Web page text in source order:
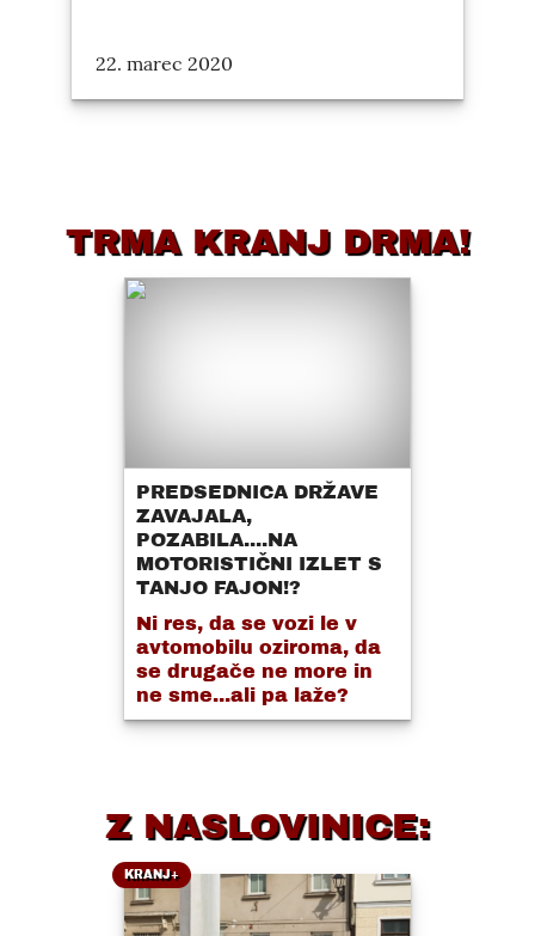
22. marec 2020
TRMA KRANJ DRMA!
PREDSEDNICA DRŽAVE
ZAVAJALA,
POZABILA....NA
MOTORISTIČNI IZLET S
TANJO FAJON!?
Ni res, da se vozi le v
avtomobilu oziroma, da
se drugače ne more in
ne sme...ali pa laže?
Z NASLOVINICE:
KRANJ+